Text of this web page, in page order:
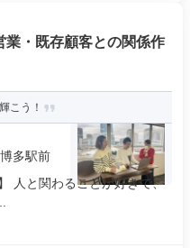
業・既存顧客との関係作
こう！
多駅前
人と関わることが好きで、